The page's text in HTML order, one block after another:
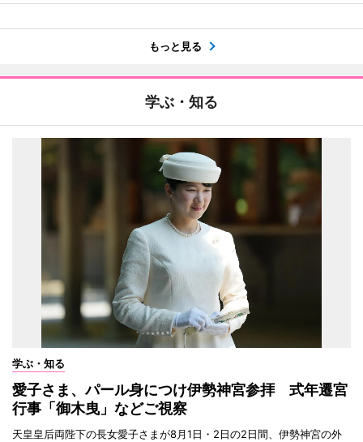
もっと見る
学ぶ・知る
学ぶ・知る
愛子さま、パール身につけ伊勢神宮参拝 式年遷宮
行事「御木曳」などご視察
天皇皇后両陛下の長女愛子さまが8月1日・2日の2日間、伊勢神宮の外